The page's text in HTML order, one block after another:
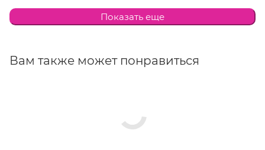
отражение в зеркале. Порази всех восхитительным
сиянием своей кожи! Состав: Aqua(Water), Propylene
Synthetic Fluorogopite, Tin Oxide, Mica, MAY CONTAIN:
Показать еще
Вам также может понравиться